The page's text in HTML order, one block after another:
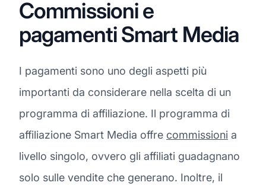
Commissioni e
pagamenti Smart Media
I pagamenti sono uno degli aspetti più
importanti da considerare nella scelta di un
programma di affiliazione. Il programma di
affiliazione Smart Media offre commissioni a
livello singolo, ovvero gli affiliati guadagnano
solo sulle vendite che generano. Inoltre, il